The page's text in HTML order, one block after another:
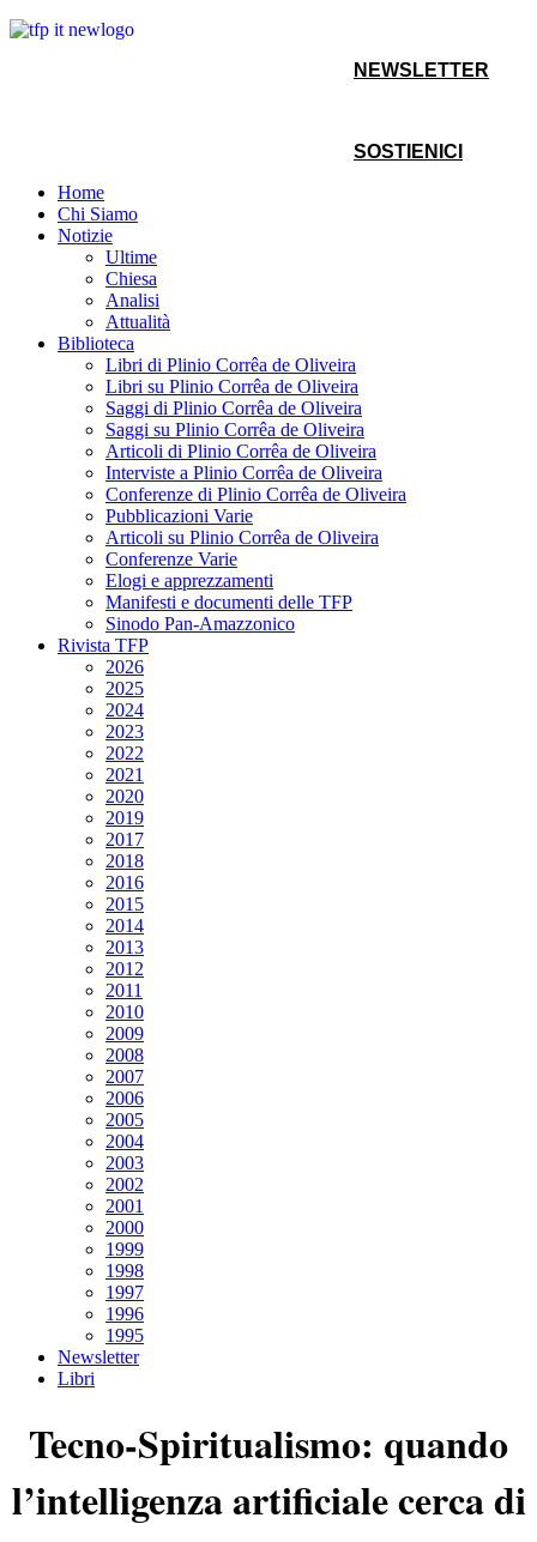
NEWSLETTER
SOSTIENICI
Home
Chi Siamo
Notizie
Ultime
Chiesa
Analisi
Attualità
Biblioteca
Libri di Plinio Corrêa de Oliveira
Libri su Plinio Corrêa de Oliveira
Saggi di Plinio Corrêa de Oliveira
Saggi su Plinio Corrêa de Oliveira
Articoli di Plinio Corrêa de Oliveira
Interviste a Plinio Corrêa de Oliveira
Conferenze di Plinio Corrêa de Oliveira
Pubblicazioni Varie
Articoli su Plinio Corrêa de Oliveira
Conferenze Varie
Elogi e apprezzamenti
Manifesti e documenti delle TFP
Sinodo Pan-Amazzonico
Rivista TFP
2026
2025
2024
2023
2022
2021
2020
2019
2017
2018
2016
2015
2014
2013
2012
2011
2010
2009
2008
2007
2006
2005
2004
2003
2002
2001
2000
1999
1998
1997
1996
1995
Newsletter
Libri
Tecno-Spiritualismo: quando
l’intelligenza artificiale cerca di